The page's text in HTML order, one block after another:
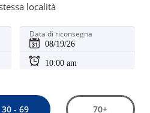
località
Data di riconsegna
30 - 69 70+